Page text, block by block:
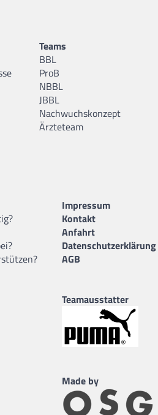
Teams
BBL
ProB
NBBL
JBBL
Nachwuchskonzept
Ärzteteam
Impressum
Kontakt
Anfahrt
Datenschutzerklärung
AGB
Teamausstatter
Made by